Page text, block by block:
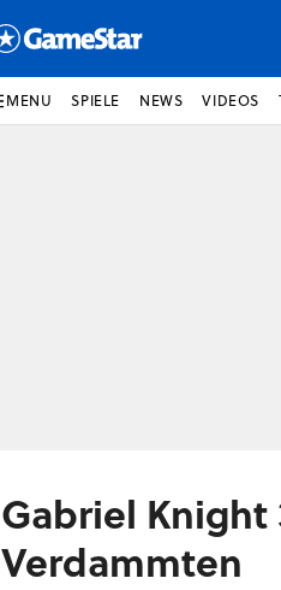
MENU SPIELE NEWS VIDEOS
Gabriel
Verdammten